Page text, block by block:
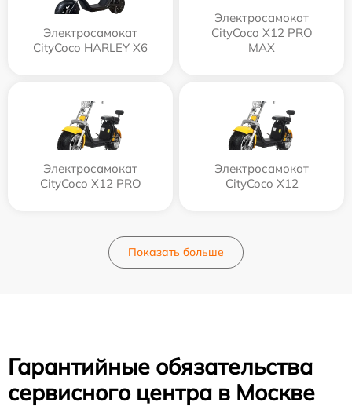
Электросамокат
CityCoco HARLEY X6
Электросамокат
CityCoco X12 PRO
MAX
Электросамокат
CityCoco X12 PRO
Электросамокат
CityCoco X12
Показать больше
Гарантийные обязательства
сервисного центра в Москве